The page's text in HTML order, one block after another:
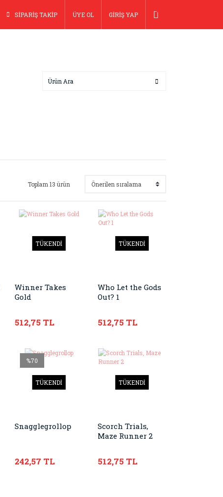
SİPARİŞ TAKİP ÜYE OL GİRİŞ YAP
Toplam 13 ürün
TÜKENDİ
Winner Takes
Gold
512,75 TL
TÜKENDİ
Who Let the Gods
Out? 1
512,75 TL
%70
TÜKENDİ
Snagglegrollop
242,57 TL
TÜKENDİ
Scorch Trials,
Maze Runner 2
512,75 TL